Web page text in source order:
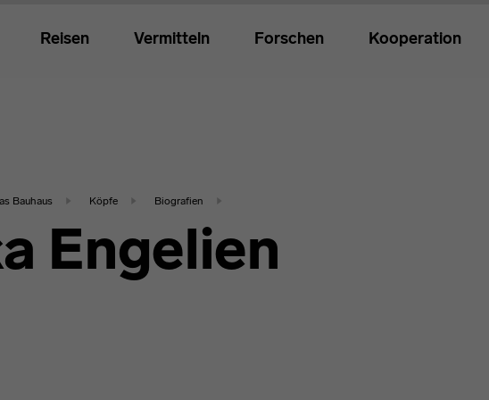
Reisen Vermitteln Forschen Kooperation
Bauhaus Köpfe Biografien
Engelien